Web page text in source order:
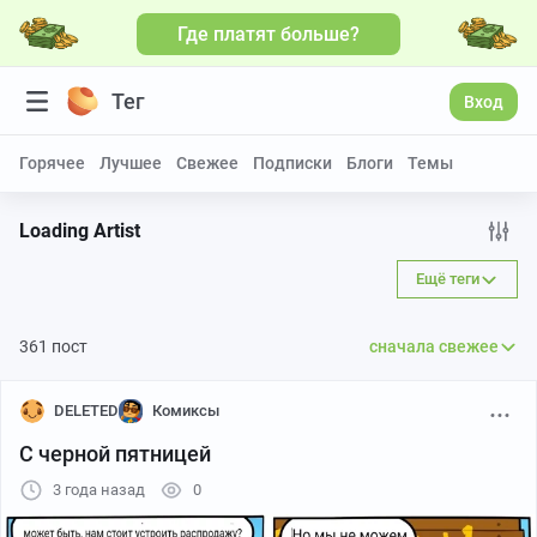
Где платят больше?
Тег Вход
Горячее Лучшее Свежее Подписки Блоги Темы
Loading Artist
Ещё теги
361 пост сначала свежее
DELETED Комиксы
С черной пятницей
3 года назад 0